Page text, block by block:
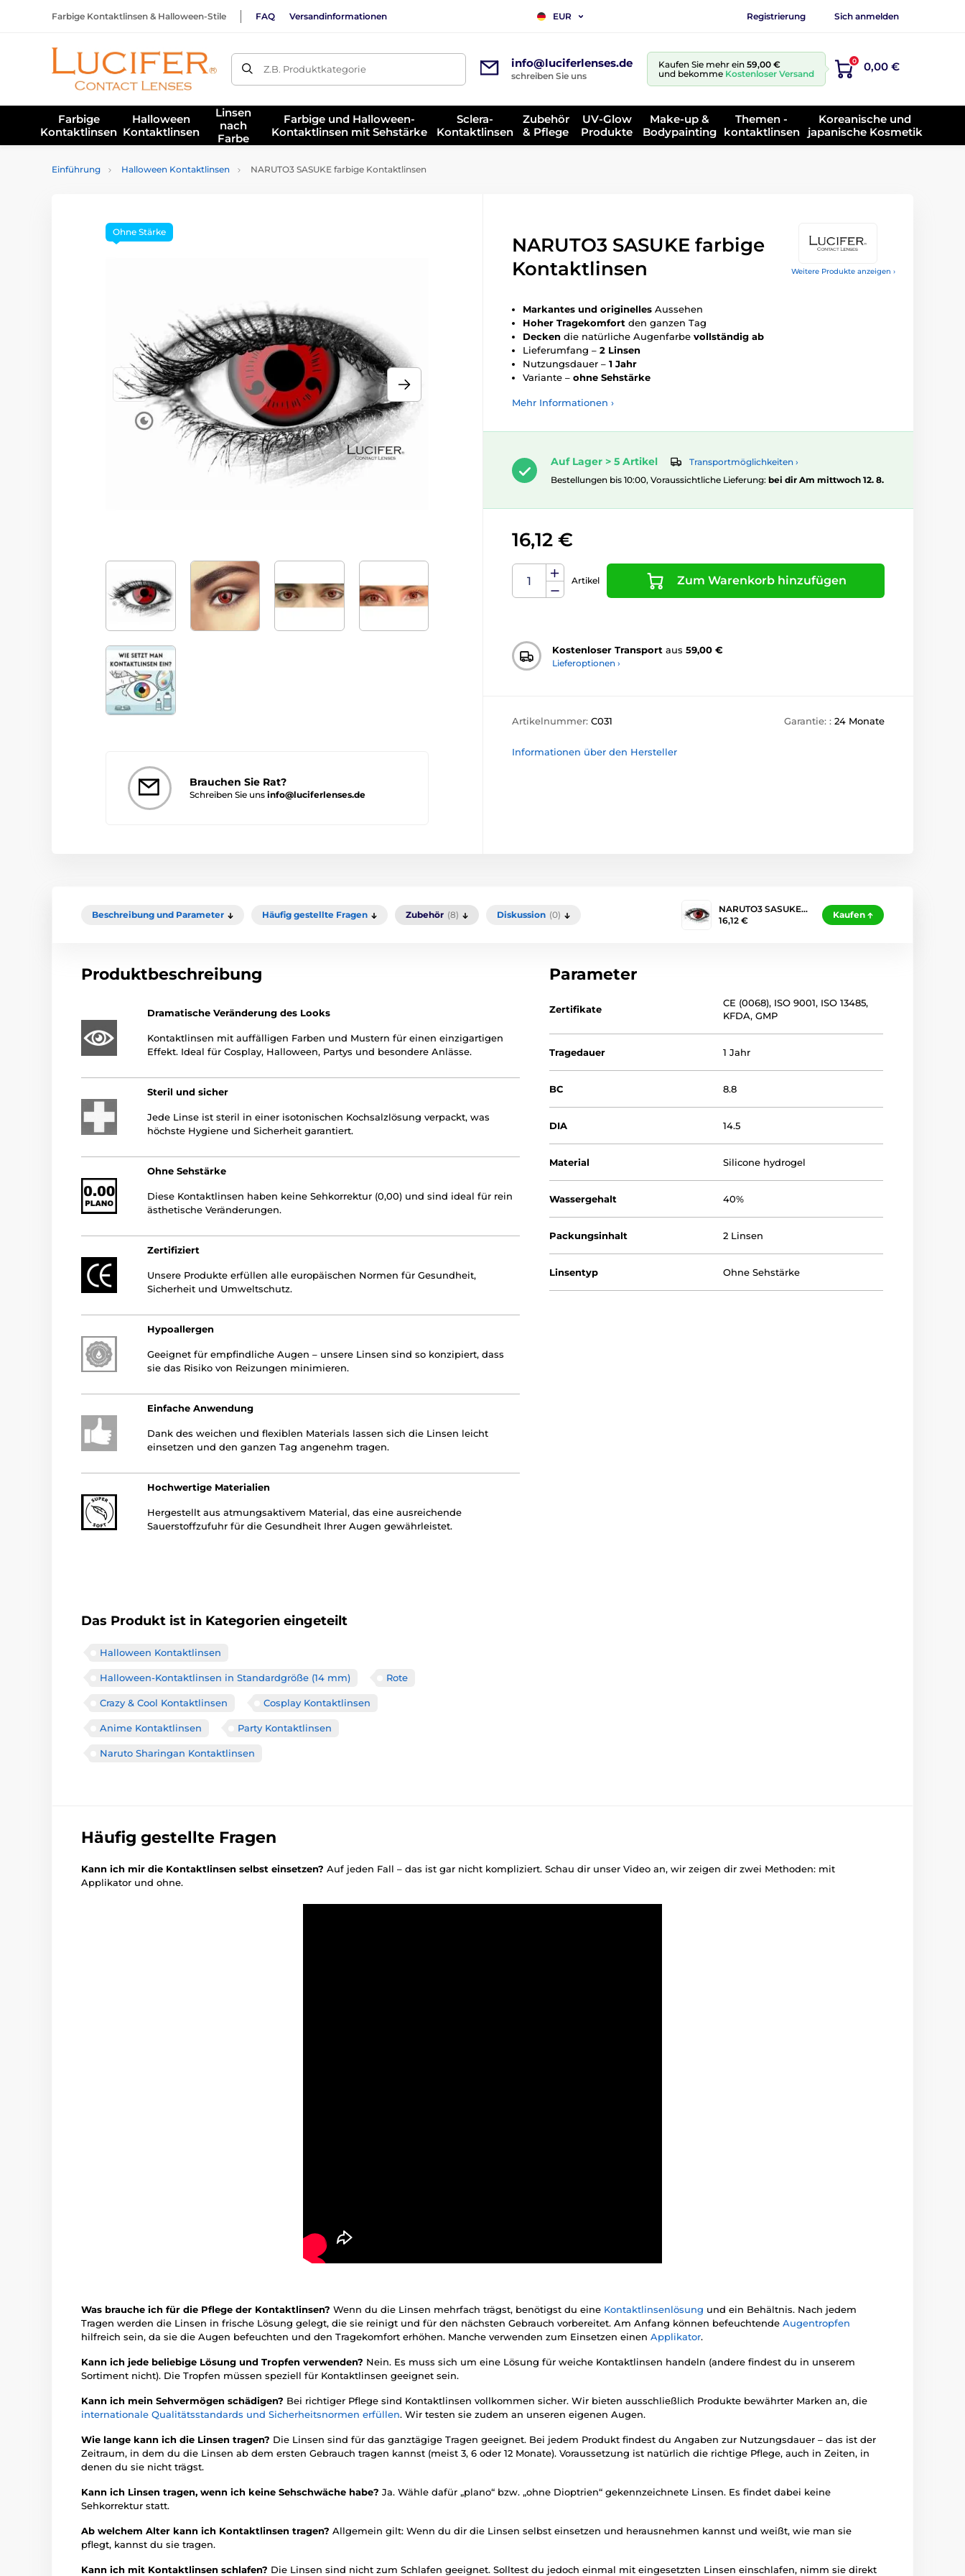
Farbige Kontaktlinsen & Halloween-Stile FAQ Versandinformationen EUR Registrierung Sich anmelden
Z.B. Produktkategorie info@luciferlenses.de
schreiben Sie uns
Kaufen Sie mehr ein 59,00 €
und bekomme Kostenloser Versand
0 0,00 €
Farbige
Kontaktlinsen
Halloween
Kontaktlinsen
Linsen
nach
Farbe
Farbige und Halloween-
Kontaktlinsen mit Sehstärke
Sclera-
Kontaktlinsen
Zubehör
& Pflege
UV-Glow
Produkte
Make-up &
Bodypainting
Themen -
kontaktlinsen
Koreanische und
japanische Kosmetik
Einführung Halloween Kontaktlinsen NARUTO3 SASUKE farbige Kontaktlinsen
Weitere Produkte anzeigen ›
Brauchen Sie Rat?
Schreiben Sie uns info@luciferlenses.de
Ohne Stärke
NARUTO3 SASUKE farbige
Kontaktlinsen
Markantes und originelles Aussehen
Hoher Tragekomfort den ganzen Tag
Decken die natürliche Augenfarbe vollständig ab
Lieferumfang – 2 Linsen
Nutzungsdauer – 1 Jahr
Variante – ohne Sehstärke
Mehr Informationen ›
Auf Lager > 5 Artikel
Transportmöglichkeiten ›
Bestellungen bis 10:00, Voraussichtliche Lieferung: bei dir Am mittwoch 12. 8.
16,12 €
Artikel Zum Warenkorb hinzufügen
Kostenloser Transport aus 59,00 €
Lieferoptionen ›
Artikelnummer: C031 Garantie: : 24 Monate
Informationen über den Hersteller
Beschreibung und Parameter Häufig gestellte Fragen Zubehör (8) Diskussion (0)
NARUTO3 SASUKE…
16,12 €
Kaufen
Produktbeschreibung
Dramatische Veränderung des Looks
Kontaktlinsen mit auffälligen Farben und Mustern für einen einzigartigen
Effekt. Ideal für Cosplay, Halloween, Partys und besondere Anlässe.
Steril und sicher
Jede Linse ist steril in einer isotonischen Kochsalzlösung verpackt, was
höchste Hygiene und Sicherheit garantiert.
Ohne Sehstärke
Diese Kontaktlinsen haben keine Sehkorrektur (0,00) und sind ideal für rein
ästhetische Veränderungen.
Zertifiziert
Unsere Produkte erfüllen alle europäischen Normen für Gesundheit,
Sicherheit und Umweltschutz.
Hypoallergen
Geeignet für empfindliche Augen – unsere Linsen sind so konzipiert, dass
sie das Risiko von Reizungen minimieren.
Einfache Anwendung
Dank des weichen und flexiblen Materials lassen sich die Linsen leicht
einsetzen und den ganzen Tag angenehm tragen.
Hochwertige Materialien
Hergestellt aus atmungsaktivem Material, das eine ausreichende
Sauerstoffzufuhr für die Gesundheit Ihrer Augen gewährleistet.
Das Produkt ist in Kategorien eingeteilt
Halloween Kontaktlinsen
Halloween-Kontaktlinsen in Standardgröße (14 mm) Rote
Crazy & Cool Kontaktlinsen Cosplay Kontaktlinsen
Anime Kontaktlinsen Party Kontaktlinsen
Naruto Sharingan Kontaktlinsen
Parameter
Zertifikate
CE (0068), ISO 9001, ISO 13485,
KFDA,GMP
Tragedauer 1 Jahr
BC 8.8
DIA 14.5
Material Silicone hydrogel
Wassergehalt 40%
Packungsinhalt 2 Linsen
Linsentyp Ohne Sehstärke
Häufig gestellte Fragen
Kann ich mir die Kontaktlinsen selbst einsetzen? Auf jeden Fall – das ist gar nicht kompliziert. Schau dir unser Video an, wir zeigen dir zwei Methoden: mit
Applikator und ohne.
Was brauche ich für die Pflege der Kontaktlinsen? Wenn du die Linsen mehrfach trägst, benötigst du eine Kontaktlinsenlösung und ein Behältnis. Nach jedem
Tragen werden die Linsen in frische Lösung gelegt, die sie reinigt und für den nächsten Gebrauch vorbereitet. Am Anfang können befeuchtende Augentropfen
hilfreich sein, da sie die Augen befeuchten und den Tragekomfort erhöhen. Manche verwenden zum Einsetzen einen Applikator.
Kann ich jede beliebige Lösung und Tropfen verwenden? Nein. Es muss sich um eine Lösung für weiche Kontaktlinsen handeln (andere findest du in unserem
Sortiment nicht). Die Tropfen müssen speziell für Kontaktlinsen geeignet sein.
Kann ich mein Sehvermögen schädigen? Bei richtiger Pflege sind Kontaktlinsen vollkommen sicher. Wir bieten ausschließlich Produkte bewährter Marken an, die
internationale Qualitätsstandards und Sicherheitsnormen erfüllen. Wir testen sie zudem an unseren eigenen Augen.
Wie lange kann ich die Linsen tragen? Die Linsen sind für das ganztägige Tragen geeignet. Bei jedem Produkt findest du Angaben zur Nutzungsdauer – das ist der
Zeitraum, in dem du die Linsen ab dem ersten Gebrauch tragen kannst (meist 3, 6 oder 12 Monate). Voraussetzung ist natürlich die richtige Pflege, auch in Zeiten, in
denen du sie nicht trägst.
Kann ich Linsen tragen, wenn ich keine Sehschwäche habe? Ja. Wähle dafür „plano“ bzw. „ohne Dioptrien“ gekennzeichnete Linsen. Es findet dabei keine
Sehkorrektur statt.
Ab welchem Alter kann ich Kontaktlinsen tragen? Allgemein gilt: Wenn du dir die Linsen selbst einsetzen und herausnehmen kannst und weißt, wie man sie
pflegt, kannst du sie tragen.
Kann ich mit Kontaktlinsen schlafen? Die Linsen sind nicht zum Schlafen geeignet. Solltest du jedoch einmal mit eingesetzten Linsen einschlafen, nimm sie direkt